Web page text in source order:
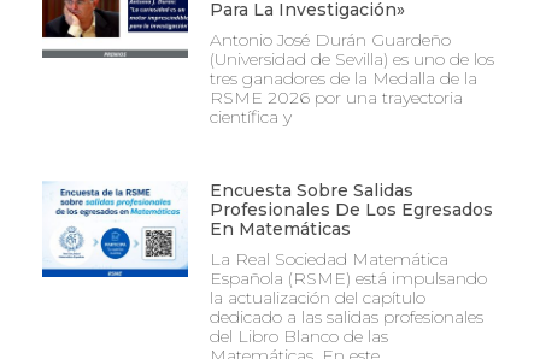
Para La Investigación»
Antonio José Durán Guardeño
(Universidad de Sevilla) es uno de los
tres ganadores de la Medalla de la
RSME 2026 por una trayectoria
científica y
Encuesta Sobre Salidas
Profesionales De Los Egresados
En Matemáticas
La Real Sociedad Matemática
Española (RSME) está impulsando
la actualización del capítulo
dedicado a las salidas profesionales
del Libro Blanco de las